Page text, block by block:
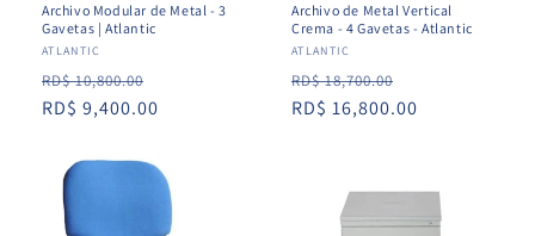
Archivo Modular de Metal - 3
Gavetas | Atlantic
Proveedor:
ATLANTIC
Precio
habitual
RD$ 10,800.00
de
RD$ 9,400.00
Archivo de Metal Vertical
Crema - 4 Gavetas - Atlantic
Proveedor:
ATLANTIC
Precio
habitual
RD$ 18,700.00
de
RD$ 16,800.00